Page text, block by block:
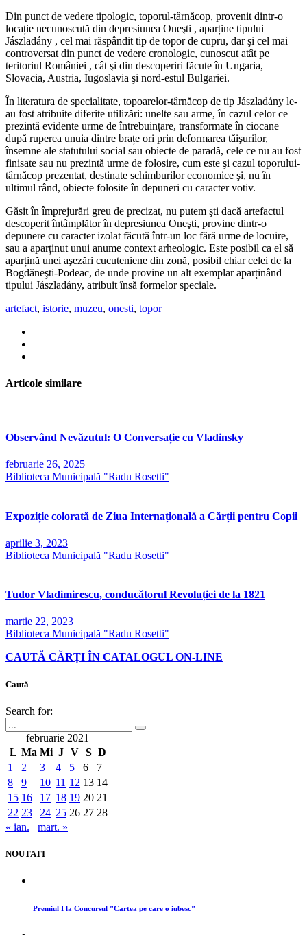
Din punct de vedere tipologic, toporul-târnăcop, provenit dintr-o
locație necunoscută din depresiunea Oneşti , aparține tipului
Jászladány , cel mai răspândit tip de topor de cupru, dar şi cel mai
controversat din punct de vedere cronologic, cunoscut atât pe
teritoriul României , cât şi din descoperiri făcute în Ungaria,
Slovacia, Austria, Iugoslavia şi nord-estul Bulgariei.
În literatura de specialitate, topoarelor-târnăcop de tip Jászladány le-
au fost atribuite diferite utilizări: unelte sau arme, în cazul celor ce
prezintă evidente urme de întrebuințare, transformate în ciocane
după ruperea unuia dintre brațe ori prin deformarea tăişurilor,
însemne ale statutului social sau obiecte de paradă, cele ce nu au fost
finisate sau nu prezintă urme de folosire, cum este şi cazul toporului-
târnăcop prezentat, destinate schimburilor economice şi, nu în
ultimul rând, obiecte folosite în depuneri cu caracter votiv.
Găsit în împrejurări greu de precizat, nu putem şti dacă artefactul
descoperit întâmplător în depresiunea Oneşti, provine dintr-o
depunere cu caracter izolat făcută într-un loc fără urme de locuire,
sau a aparținut unui anume context arheologic. Este posibil ca el să
aparțină unei aşezări cucuteniene din zonă, posibil chiar celei de la
Bogdăneşti-Podeac, de unde provine un alt exemplar aparținând
tipului Jászladány, atribuit însă formelor speciale.
artefact, istorie, muzeu, onesti, topor
Articole similare
Observând Nevăzutul: O Conversație cu Vladinsky
februarie 26, 2025
Biblioteca Municipală "Radu Rosetti"
Expoziție colorată de Ziua Internațională a Cărții pentru Copii
aprilie 3, 2023
Biblioteca Municipală "Radu Rosetti"
Tudor Vladimirescu, conducătorul Revoluției de la 1821
martie 22, 2023
Biblioteca Municipală "Radu Rosetti"
CAUTĂ CĂRȚI ÎN CATALOGUL ON-LINE
Caută
Search for:
februarie 2021
L Ma Mi J V S D
1
2 3 4 5 6
7
8
9 10 11 12 13 14
15 16 17 18 19 20 21
22 23 24 25 26 27 28
« ian.
mart. »
NOUTATI
Premiul I la Concursul ”Cartea pe care o iubesc”